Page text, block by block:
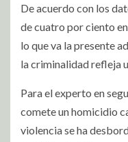
De acuerdo con los
de cuatro por ciento
lo que va la presente
la criminalidad refleja
Para el experto en
comete un homicidio
violencia se ha